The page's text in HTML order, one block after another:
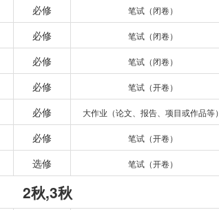
必修 笔试（闭卷）
必修 笔试（闭卷）
必修 笔试（闭卷）
必修 笔试（开卷）
必修 大作业（论文、报告、项目或作品等）
必修 笔试（开卷）
选修 笔试（开卷）
2秋,3秋